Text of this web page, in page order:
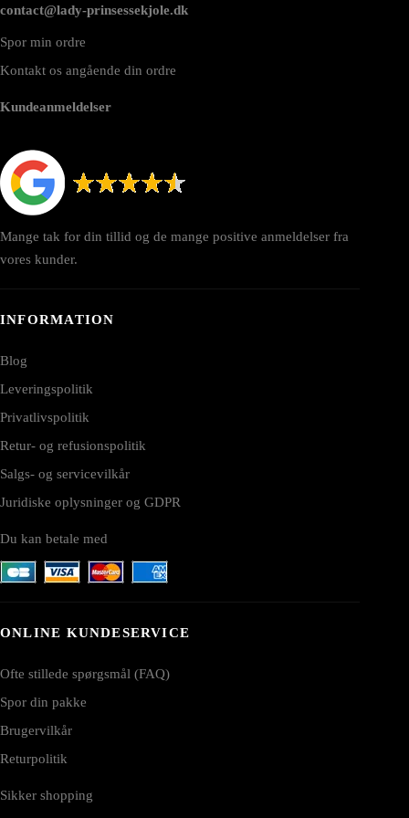
contact@lady-prinsessekjole.dk
Spor min ordre
Kontakt os angående din ordre
Kundeanmeldelser
Mange tak for din tillid og de mange positive anmeldelser fra
vores kunder.
INFORMATION
Blog
Leveringspolitik
Privatlivspolitik
Retur- og refusionspolitik
Salgs- og servicevilkår
Juridiske oplysninger og GDPR
Du kan betale med
ONLINE KUNDESERVICE
Ofte stillede spørgsmål (FAQ)
Spor din pakke
Brugervilkår
Returpolitik
Sikker shopping